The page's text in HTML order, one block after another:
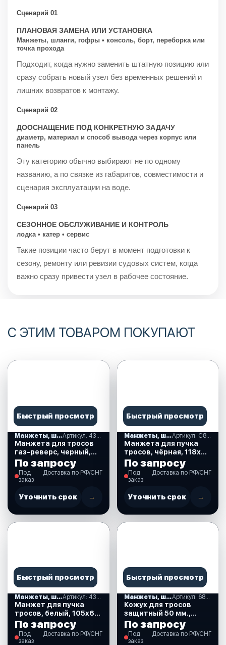
Сценарий 01
ПЛАНОВАЯ ЗАМЕНА ИЛИ УСТАНОВКА
Манжеты, шланги, гофры • консоль, борт, переборка или
точка прохода
Подходит, когда нужно заменить штатную позицию или
сразу собрать новый узел без временных решений и
лишних возвратов к монтажу.
Сценарий 02
ДООСНАЩЕНИЕ ПОД КОНКРЕТНУЮ ЗАДАЧУ
диаметр, материал и способ вывода через корпус или
панель
Эту категорию обычно выбирают не по одному
названию, а по связке из габаритов, совместимости и
сценария эксплуатации на воде.
Сценарий 03
СЕЗОННОЕ ОБСЛУЖИВАНИЕ И КОНТРОЛЬ
лодка • катер • сервис
Такие позиции часто берут в момент подготовки к
сезону, ремонту или ревизии судовых систем, когда
важно сразу привести узел в рабочее состояние.
С ЭТИМ ТОВАРОМ ПОКУПАЮТ
Быстрый просмотр
Манжеты, шланги, гофры
Манжета для тросов
газ-реверс, черный,
115х52 мм. (43155)
По запросу
Под
заказ
Доставка по РФ/СНГ
Уточнить срок →
Быстрый просмотр
Манжеты, шланги, гофры Артикул: C88001
Манжета для пучка
тросов, чёрная, 118х68
мм. (C88001)
По запросу
Под
заказ
Доставка по РФ/СНГ
Уточнить срок →
Быстрый просмотр
Манжеты, шланги, гофры
Манжет для пучка
тросов, белый, 105х68
мм. (43754)
По запросу
Под
заказ
Доставка по РФ/СНГ
Быстрый просмотр
Манжеты, шланги, гофры Артикул: 6880_50
Кожух для тросов
защитный 50 мм.,
пластмассовый
(6880_50)
По запросу
Под
заказ
Доставка по РФ/СНГ